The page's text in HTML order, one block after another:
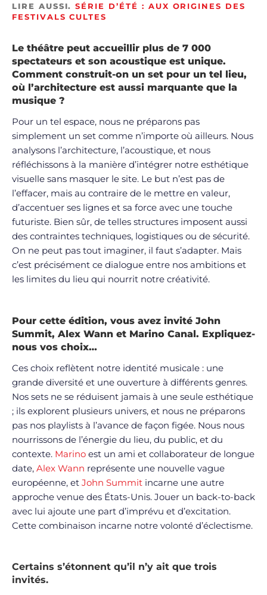
LIRE AUSSI.SÉRIE D’ÉTÉ : AUX ORIGINES DES
FESTIVALS CULTES
Le théâtre peut accueillir plus de 7 000
spectateurs et son acoustique est unique.
Comment construit-on un set pour un tel lieu,
où l’architecture est aussi marquante que la
musique ?
Pour un tel espace, nous ne préparons pas
simplement un set comme n’importe où ailleurs. Nous
analysons l’architecture, l’acoustique, et nous
réfléchissons à la manière d’intégrer notre esthétique
visuelle sans masquer le site. Le but n’est pas de
l’effacer, mais au contraire de le mettre en valeur,
d’accentuer ses lignes et sa force avec une touche
futuriste. Bien sûr, de telles structures imposent aussi
des contraintes techniques, logistiques ou de sécurité.
On ne peut pas tout imaginer, il faut s’adapter. Mais
c’est précisément ce dialogue entre nos ambitions et
les limites du lieu qui nourrit notre créativité.
Pour cette édition, vous avez invité John
Summit, Alex Wann et Marino Canal. Expliquez-
nous vos choix…
Ces choix reflètent notre identité musicale : une
grande diversité et une ouverture à différents genres.
Nos sets ne se réduisent jamais à une seule esthétique
; ils explorent plusieurs univers, et nous ne préparons
pas nos playlists à l’avance de façon figée. Nous nous
nourrissons de l’énergie du lieu, du public, et du
contexte. Marino est un ami et collaborateur de longue
date, Alex Wann représente une nouvelle vague
européenne, et John Summit incarne une autre
approche venue des États-Unis. Jouer un back-to-back
avec lui ajoute une part d’imprévu et d’excitation.
Cette combinaison incarne notre volonté d’éclectisme.
Certains s’étonnent qu’il n’y ait que trois
invités.